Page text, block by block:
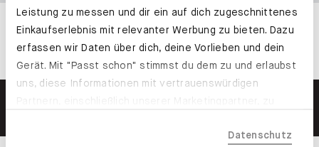
Leistung zu messen und dir ein auf dich zugeschnittenes
Einkaufserlebnis mit relevanter Werbung zu bieten. Dazu
erfassen wir Daten über dich, deine Vorlieben und dein
Gerät. Mit "Passt schon" stimmst du dem zu und erlaubst
uns, diese Informationen mit vertrauenswürdigen
der EU, beispielsweise in den USA, verarbeitet werden
Datenschutz